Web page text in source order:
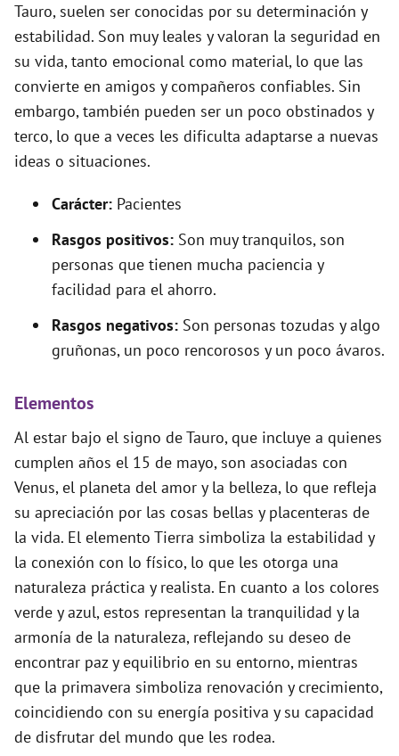
Tauro, suelen ser conocidas por su determinación y
estabilidad. Son muy leales y valoran la seguridad en
su vida, tanto emocional como material, lo que las
convierte en amigos y compañeros confiables. Sin
embargo, también pueden ser un poco obstinados y
terco, lo que a veces les dificulta adaptarse a nuevas
ideas o situaciones.
Carácter: Pacientes
Rasgos positivos: Son muy tranquilos, son
personas que tienen mucha paciencia y
facilidad para el ahorro.
Rasgos negativos: Son personas tozudas y algo
gruñonas, un poco rencorosos y un poco ávaros.
Elementos
Al estar bajo el signo de Tauro, que incluye a quienes
cumplen años el 15 de mayo, son asociadas con
Venus, el planeta del amor y la belleza, lo que refleja
su apreciación por las cosas bellas y placenteras de
la vida. El elemento Tierra simboliza la estabilidad y
la conexión con lo físico, lo que les otorga una
naturaleza práctica y realista. En cuanto a los colores
verde y azul, estos representan la tranquilidad y la
armonía de la naturaleza, reflejando su deseo de
encontrar paz y equilibrio en su entorno, mientras
que la primavera simboliza renovación y crecimiento,
coincidiendo con su energía positiva y su capacidad
de disfrutar del mundo que les rodea.